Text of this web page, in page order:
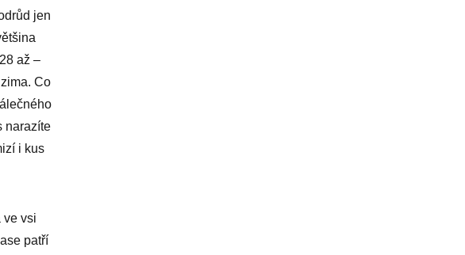
jen
až –
Co
narazíte
i kus
ve vsi
patří